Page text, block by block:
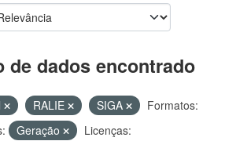
de dados encontrado
RALIE SIGA
Formatos:
Geração Licenças: